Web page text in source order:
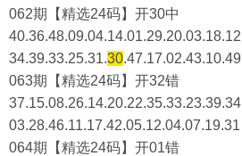
062期【精选24码】开30中
40.36.48.09.04.14.01.29.20.03.18.12
34.39.33.25.31.30.47.17.02.43.10.49
063期【精选24码】开32错
37.15.08.26.14.20.22.35.33.23.39.34
03.28.46.11.17.42.05.12.04.07.19.31
064期【精选24码】开01错